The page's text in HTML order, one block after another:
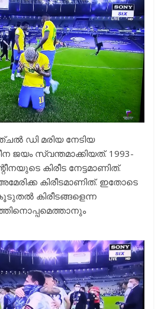
ഡി മരിയ നേടിയ
ജയം സ്വന്തമാക്കിയത്. 1993-
കിരീട നേട്ടമാണിത്.
അമേരിക്ക കിരീടമാണിത്. ഇതോടെ
കിരീടങ്ങളെന്ന